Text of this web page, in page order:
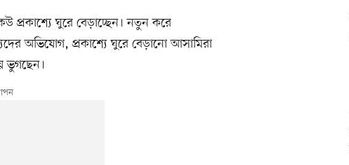
প্রকাশ্যে ঘুরে বেড়াচ্ছেন। নতুন করে
অভিযোগ, প্রকাশ্যে ঘুরে বেড়ানো আসামিরা
ভুগছেন।